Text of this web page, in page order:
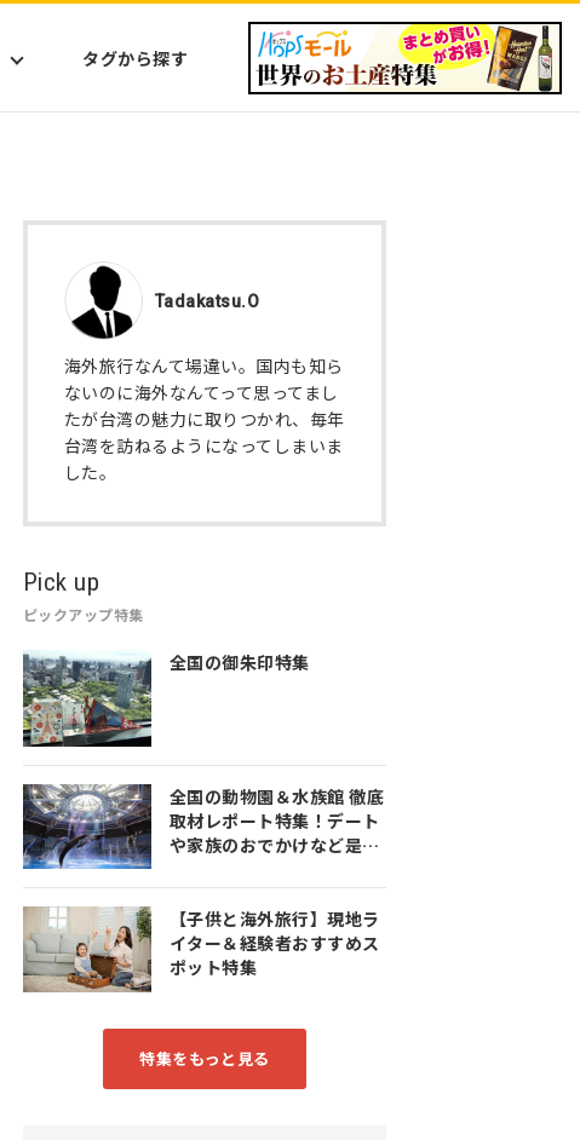
タグから探す
Tadakatsu.O
海外旅行なんて場違い。国内も知ら
ないのに海外なんてって思ってまし
たが台湾の魅力に取りつかれ、毎年
台湾を訪ねるようになってしまいま
した。
Pick up
ピックアップ特集
全国の御朱印特集
全国の動物園＆水族館 徹底
取材レポート特集！デート
や家族のおでかけなど是非
【子供と海外旅行】現地ラ
イター＆経験者おすすめス
ポット特集
特集をもっと見る